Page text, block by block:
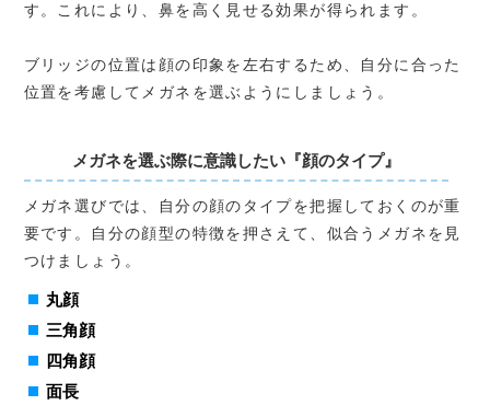
す。これにより、鼻を高く見せる効果が得られます。
ブリッジの位置は顔の印象を左右するため、自分に合った
位置を考慮してメガネを選ぶようにしましょう。
メガネを選ぶ際に意識したい『顔のタイプ』
メガネ選びでは、自分の顔のタイプを把握しておくのが重
要です。自分の顔型の特徴を押さえて、似合うメガネを見
つけましょう。
丸顔
三角顔
四角顔
面長